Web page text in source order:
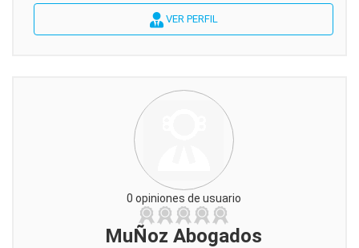
VER PERFIL
0 opiniones de usuario
MuÑoz Abogados